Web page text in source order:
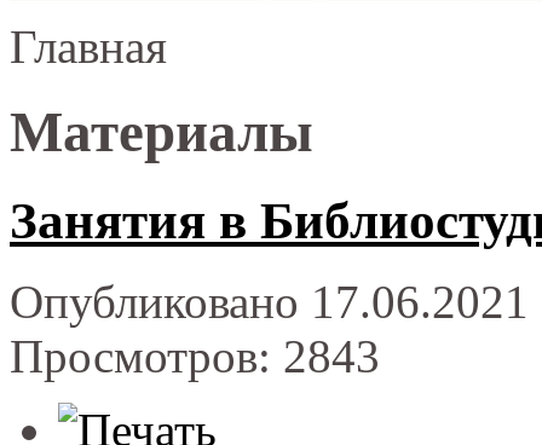
Главная
Материалы
Занятия в
Опубликовано
Просмотров: 2843